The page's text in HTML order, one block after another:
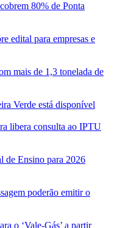
80% de Ponta
edital para empresas e
mais de 1,3 tonelada de
Verde está disponível
libera consulta ao IPTU
de Ensino para 2026
poderão emitir o
o ‘Vale-Gás’ a partir